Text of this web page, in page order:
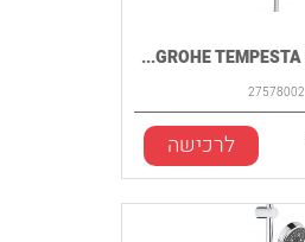
27578002
לרכישה